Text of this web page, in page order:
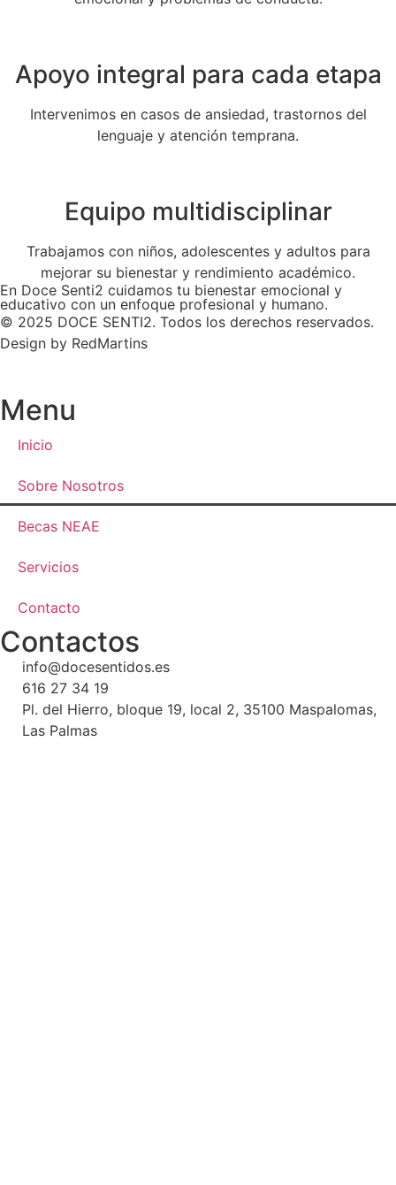
Apoyo integral para cada etapa
Intervenimos en casos de ansiedad, trastornos del
lenguaje y atención temprana.
Equipo multidisciplinar
Trabajamos con niños, adolescentes y adultos para
mejorar su bienestar y rendimiento académico.
En Doce Senti2 cuidamos tu bienestar emocional y
educativo con un enfoque profesional y humano.
© 2025 DOCE SENTI2. Todos los derechos reservados.
Design by RedMartins
Menu
Inicio
Sobre Nosotros
Becas NEAE
Servicios
Contacto
Contactos
info@docesentidos.es
616 27 34 19
Pl. del Hierro, bloque 19, local 2, 35100 Maspalomas,
Las Palmas